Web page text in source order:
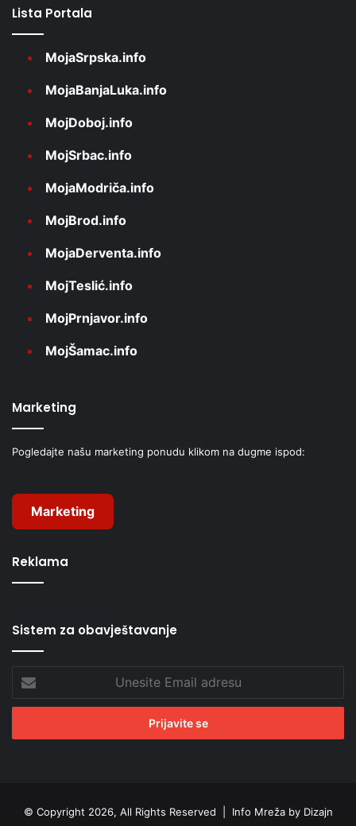
Lista Portala
MojaSrpska.info
MojaBanjaLuka.info
MojDoboj.info
MojSrbac.info
MojaModriča.info
MojBrod.info
MojaDerventa.info
MojTeslić.info
MojPrnjavor.info
MojŠamac.info
Marketing
Pogledajte našu marketing ponudu klikom na dugme ispod:
Marketing
Reklama
Sistem za obavještavanje
Email
adresu
© Copyright 2026, All Rights Reserved | Info Mreža by Dizajn